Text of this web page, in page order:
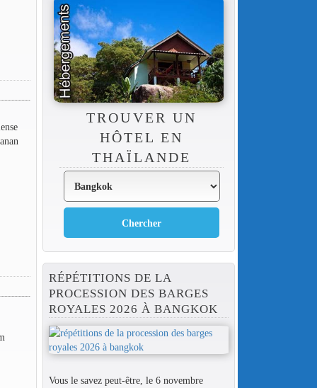
TROUVER UN
HÔTEL EN
THAÏLANDE
RÉPÉTITIONS DE LA
PROCESSION DES BARGES
ROYALES 2026 À BANGKOK
Vous le savez peut-être, le 6 novembre